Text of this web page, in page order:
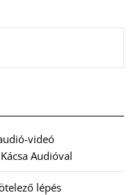
videó
Audióval
lépés